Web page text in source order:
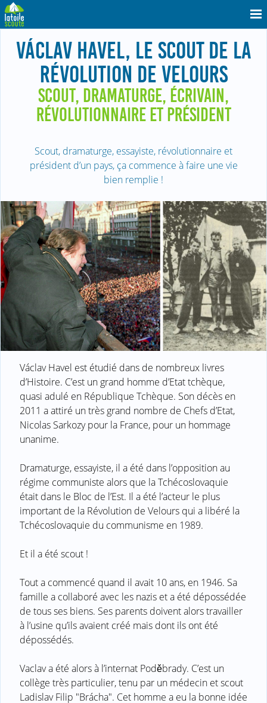
VÁCLAV HAVEL, LE SCOUT DE LA
RÉVOLUTION DE VELOURS
SCOUT, DRAMATURGE, ÉCRIVAIN,
RÉVOLUTIONNAIRE ET PRÉSIDENT
Scout, dramaturge, essayiste, révolutionnaire et
président d’un pays, ça commence à faire une vie
bien remplie !
Václav Havel est étudié dans de nombreux livres
d’Histoire. C’est un grand homme d’Etat tchèque,
quasi adulé en République Tchèque. Son décès en
2011 a attiré un très grand nombre de Chefs d’Etat,
Nicolas Sarkozy pour la France, pour un hommage
unanime.
Dramaturge, essayiste, il a été dans l’opposition au
régime communiste alors que la Tchécoslovaquie
était dans le Bloc de l’Est. Il a été l’acteur le plus
important de la Révolution de Velours qui a libéré la
Tchécoslovaquie du communisme en 1989.
Et il a été scout !
Tout a commencé quand il avait 10 ans, en 1946. Sa
famille a collaboré avec les nazis et a été dépossédée
de tous ses biens. Ses parents doivent alors travailler
à l’usine qu’ils avaient créé mais dont ils ont été
dépossédés.
Vaclav a été alors à l’internat Poděbrady. C’est un
collège très particulier, tenu par un médecin et scout
Ladislav Filip "Brácha". Cet homme a eu la bonne idée